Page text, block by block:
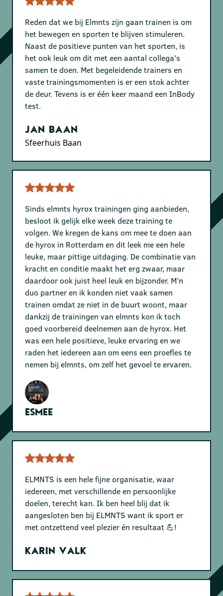
Reden dat we bij Elmnts zijn gaan trainen is om
het bewegen en sporten te blijven stimuleren.
Naast de positieve punten van het sporten, is
het ook leuk om dit met een aantal collega’s
samen te doen. Met begeleidende trainers en
vaste trainingsmomenten is er een stok achter
de deur. Tevens is er één keer maand een InBody
test.
Jan Baan
Sfeerhuis Baan
Sinds elmnts hyrox trainingen ging aanbieden,
besloot ik gelijk elke week deze training te
volgen. We kregen de kans om mee te doen aan
de hyrox in Rotterdam en dit leek me een hele
leuke, maar pittige uitdaging. De combinatie van
kracht en conditie maakt het erg zwaar, maar
daardoor ook juist heel leuk en bijzonder. M’n
duo partner en ik konden niet vaak samen
trainen omdat ze niet in de buurt woont, maar
dankzij de trainingen van elmnts kon ik toch
goed voorbereid deelnemen aan de hyrox. Het
was een hele positieve, leuke ervaring en we
raden het iedereen aan om eens een proefles te
nemen bij elmnts, om zelf het gevoel te ervaren.
Esmee
ELMNTS is een hele fijne organisatie, waar
iedereen, met verschillende en persoonlijke
doelen, terecht kan. Ik ben heel blij dat ik
aangesloten ben bij ELMNTS want ik sport er
met ontzettend veel plezier én resultaat 💪!
Karin Valk